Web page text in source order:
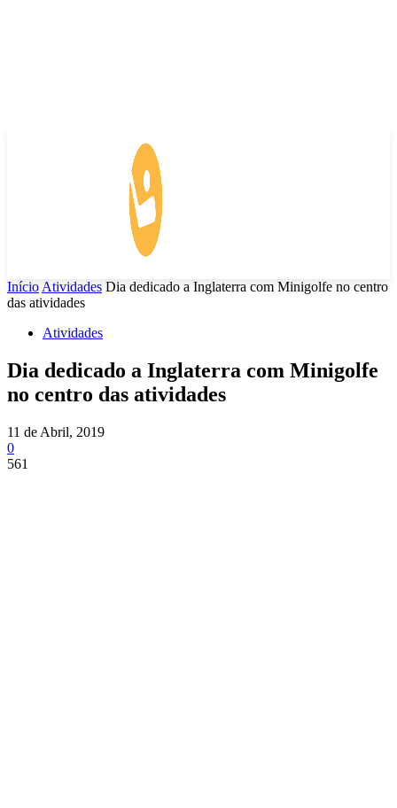
Início Atividades Dia dedicado a Inglaterra com Minigolfe no centro
das atividades
Atividades
Dia dedicado a Inglaterra com Minigolfe
no centro das atividades
11 de Abril, 2019
0
561